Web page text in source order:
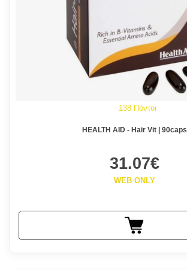
138 Πόντοι
HEALTH AID - Hair Vit | 90caps
31.07€
WEB ONLY